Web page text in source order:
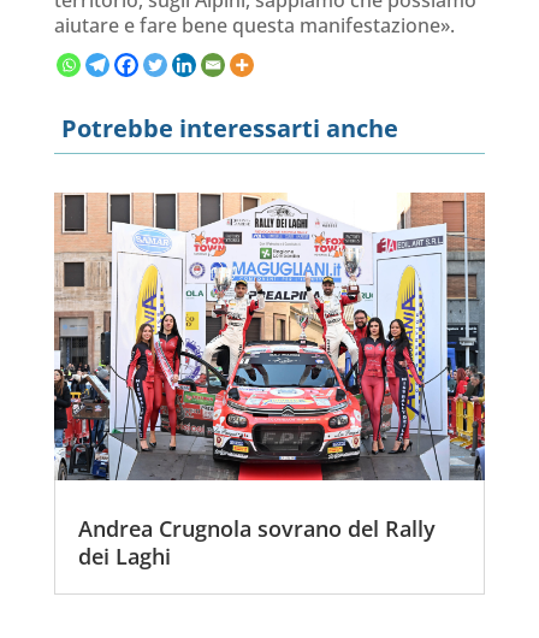
aiutare e fare bene questa manifestazione».
Potrebbe interessarti anche
Andrea Crugnola sovrano del Rally
dei Laghi